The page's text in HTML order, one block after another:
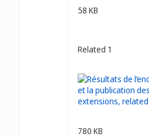
58 KB
Related 1
780 KB